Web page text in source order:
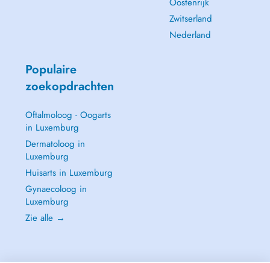
Zwitserland
Nederland
Populaire
zoekopdrachten
Oftalmoloog - Oogarts
in Luxemburg
Dermatoloog in
Luxemburg
Huisarts in Luxemburg
Gynaecoloog in
Luxemburg
Zie alle →